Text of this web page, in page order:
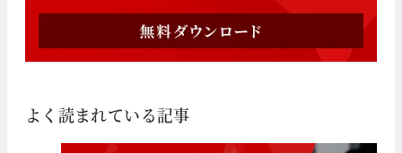
よく読まれている記事